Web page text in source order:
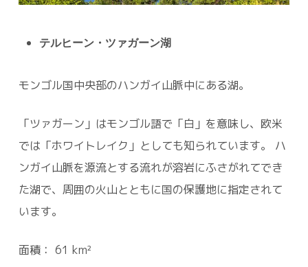
テルヒーン・ツァガーン湖
モンゴル国中央部のハンガイ山脈中にある湖。
「ツァガーン」はモンゴル語で「白」を意味し、欧米
では「ホワイトレイク」としても知られています。 ハ
ンガイ山脈を源流とする流れが溶岩にふさがれてでき
た湖で、周囲の火山とともに国の保護地に指定されて
います。
面積： 61 km²